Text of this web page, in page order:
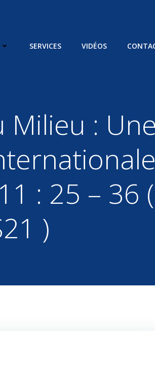
SERVICES VIDÉOS
Milieu : Une
: 25 – 36 (
)